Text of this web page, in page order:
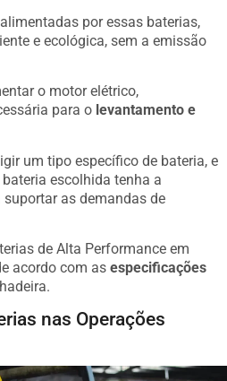
por essas baterias,
e ecológica, sem a emissão
o motor elétrico,
para o levantamento e
um tipo específico de bateria, e
escolhida tenha a
as demandas de
de Alta Performance em
acordo com as especificações
nas Operações